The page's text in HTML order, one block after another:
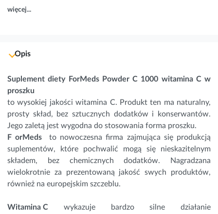
więcej...
Opis
Suplement diety ForMeds Powder C 1000 witamina C w
proszku
to wysokiej jakości witamina C. Produkt ten ma naturalny,
prosty skład, bez sztucznych dodatków i konserwantów.
Jego zaletą jest wygodna do stosowania forma proszku.
F orMeds to nowoczesna firma zajmująca się produkcją
suplementów, które pochwalić mogą się nieskazitelnym
składem, bez chemicznych dodatków. Nagradzana
wielokrotnie za prezentowaną jakość swych produktów,
również na europejskim szczeblu.
Witamina C wykazuje bardzo silne działanie